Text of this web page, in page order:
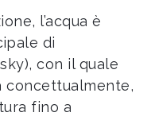
l’acqua è
di
con il quale
concettualmente,
fino a